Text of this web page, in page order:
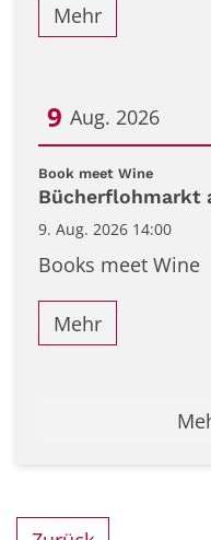
Mehr
9 Aug. 2026
Datum: 9. August
Book meet Wine:
Bücherflohmarkt
9. Aug. 2026 14:00
Books meet Wine
Mehr